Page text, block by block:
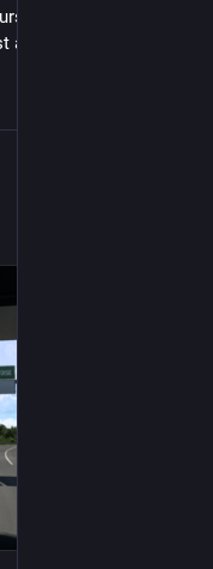
pourquoi, quand tu
Poissy... 🤔